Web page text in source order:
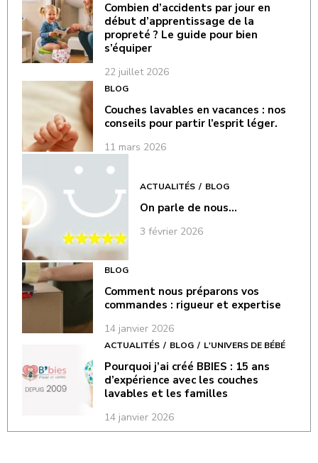
Combien d’accidents par jour en
début d’apprentissage de la
propreté ? Le guide pour bien
s’équiper
22 juillet 2026
BLOG
Couches lavables en vacances : nos
conseils pour partir l’esprit léger.
11 mars 2026
ACTUALITÉS BLOG
On parle de nous…
3 février 2026
BLOG
Comment nous préparons vos
commandes : rigueur et expertise
14 janvier 2026
ACTUALITÉS BLOG L'UNIVERS DE BÉBÉ
Pourquoi j’ai créé BBIES : 15 ans
d’expérience avec les couches
lavables et les familles
14 janvier 2026